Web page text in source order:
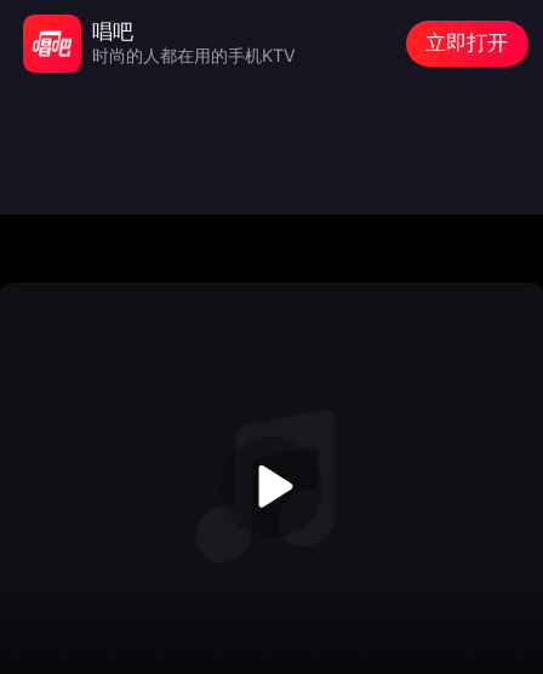
唱吧
时尚的人都在用的手机KTV
立即打开